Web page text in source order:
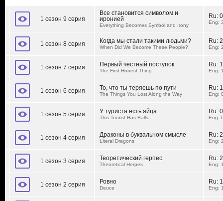
1 сезон 9 серия
Все становится символом и
иронией
Everything Becomes Symbol and Irony
Ru:
Eng:
1 сезон 8 серия Когда мы стали такими людьми?
When Did We Become These People?
Ru:
Eng:
1 сезон 7 серия Первый честный поступок
The First Honest Thing
Ru:
Eng:
1 сезон 6 серия То, что ты теряешь по пути
The Things You Lost Along the Way
Ru:
Eng:
1 сезон 5 серия У туриста есть яйца
This Tourist Has Balls
Ru:
Eng:
1 сезон 4 серия Драконы в буквальном смысле
Literal Dragons
Ru:
Eng:
1 сезон 3 серия Теоретический герпес
Theoretical Herpes
Ru:
Eng:
1 сезон 2 серия Ровно
Deuce
Ru:
Eng: